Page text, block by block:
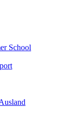
School